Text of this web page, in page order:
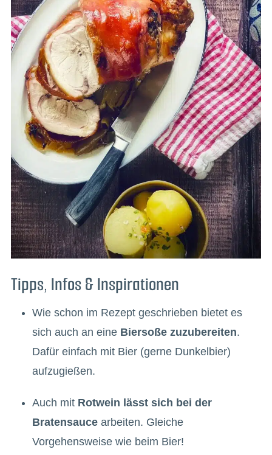
Tipps, Infos & Inspirationen
Wie schon im Rezept geschrieben bietet es
sich auch an eine Biersoße zuzubereiten.
Dafür einfach mit Bier (gerne Dunkelbier)
aufzugießen.
Auch mit Rotwein lässt sich bei der
Bratensaucearbeiten. Gleiche
Vorgehensweise wie beim Bier!